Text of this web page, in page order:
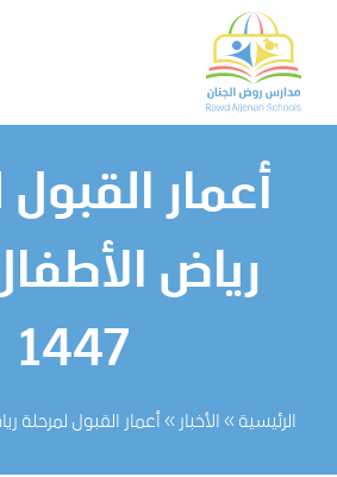
أعمار
رياض
1447
الرئيسية » الأخبار» أعمار القبول لمرحلة